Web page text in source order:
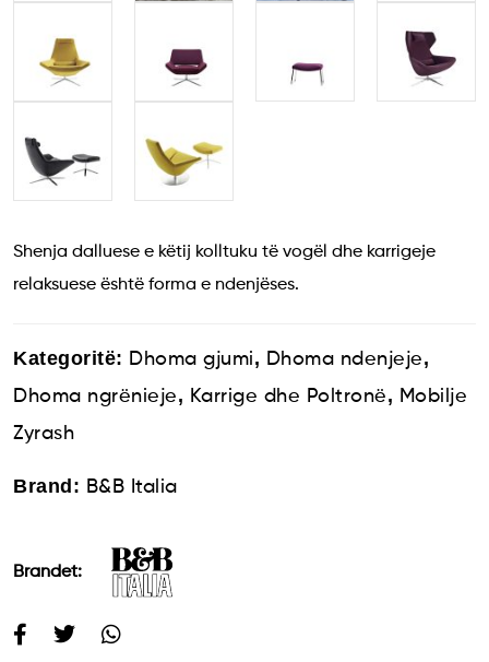
Shenja dalluese e këtij kolltuku të vogël dhe karrigeje
relaksuese është forma e ndenjëses.
Kategoritë: Dhoma gjumi, Dhoma ndenjeje,
Dhoma ngrënieje, Karrige dhe Poltronë, Mobilje
Zyrash
Brand: B&B Italia
Brandet: